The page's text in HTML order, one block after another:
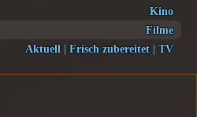
Kino
Filme
Aktuell | Frisch zubereitet |TV